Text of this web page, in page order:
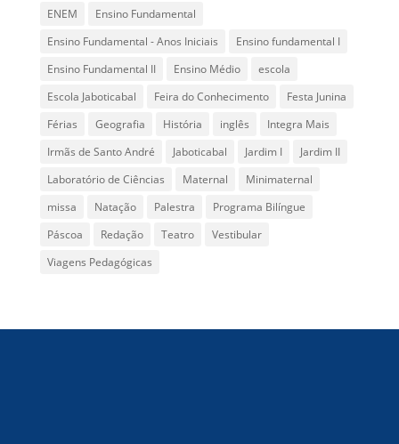
ENEM
Ensino Fundamental
Ensino Fundamental - Anos Iniciais
Ensino fundamental I
Ensino Fundamental II
Ensino Médio
escola
Escola Jaboticabal
Feira do Conhecimento
Festa Junina
Férias
Geografia História inglês
Integra Mais
Irmãs de Santo André
Jaboticabal Jardim I
Jardim II
Laboratório de Ciências
Maternal
Minimaternal
missa
Natação Palestra
Programa Bilíngue
Páscoa
Redação Teatro
Vestibular
Viagens Pedagógicas